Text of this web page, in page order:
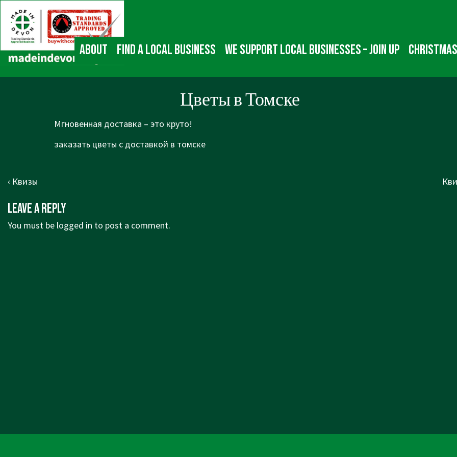
Skip
Main
Content
Main
Navigation
About Find a local business We Support Local Businesses – Join up
Цветы в Томске
Мгновенная доставка – это круто!
заказать цветы с доставкой в томске
Post
Previous
is
‹ Квизы
Leave a Reply
You must be logged in to post a comment.